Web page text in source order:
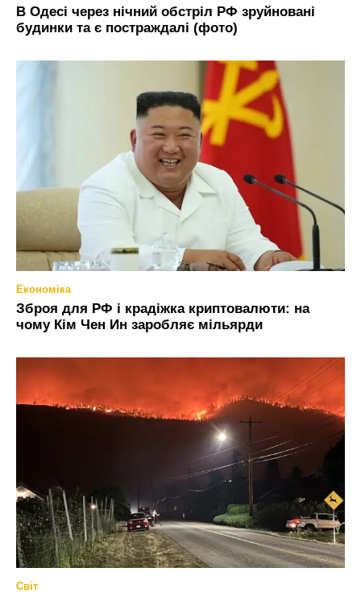
В Одесі через нічний обстріл РФ зруйновані
будинки та є постраждалі (фото)
Економіка
Зброя для РФ і крадіжка криптовалюти: на
чому Кім Чен Ин заробляє мільярди
Світ